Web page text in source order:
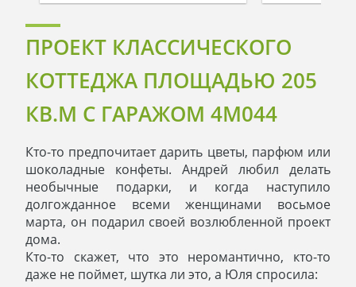
ПРОЕКТ КЛАССИЧЕСКОГО
КОТТЕДЖА ПЛОЩАДЬЮ 205
КВ.М С ГАРАЖОМ 4M044
Кто-то предпочитает дарить цветы, парфюм или
шоколадные конфеты. Андрей любил делать
необычные подарки, и когда наступило
долгожданное всеми женщинами восьмое
марта, он подарил своей возлюбленной проект
дома.
Кто-то скажет, что это неромантично, кто-то
даже не поймет, шутка ли это, а Юля спросила: